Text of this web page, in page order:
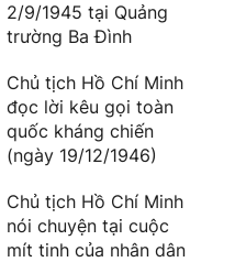
2/9/1945 tại Quảng
trường Ba Đình
Chủ tịch Hồ Chí Minh
đọc lời kêu gọi toàn
quốc kháng chiến
(ngày 19/12/1946)
Chủ tịch Hồ Chí Minh
nói chuyện tại cuộc
mít tinh của nhân dân